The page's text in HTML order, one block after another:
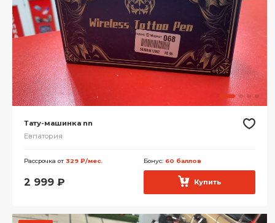
Тату-машинка nn
Евпатория
Рассрочка от 329 ₽/мес. Бонус: 60 баллов
2 999 ₽ Купить